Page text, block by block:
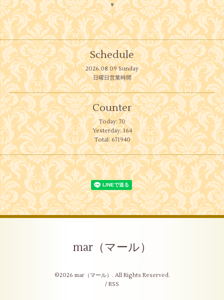
▼
Schedule
2026.08.09 Sunday
日曜日営業時間
Counter
Today: 70
Yesterday:164
Total:671940
mar（マール）
©2026 mar（マール） . All Rights Reserved.
/ RSS